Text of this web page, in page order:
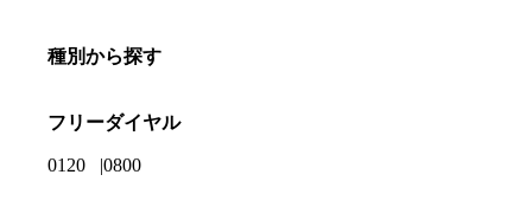
種別から探す
フリーダイヤル
0120 0800